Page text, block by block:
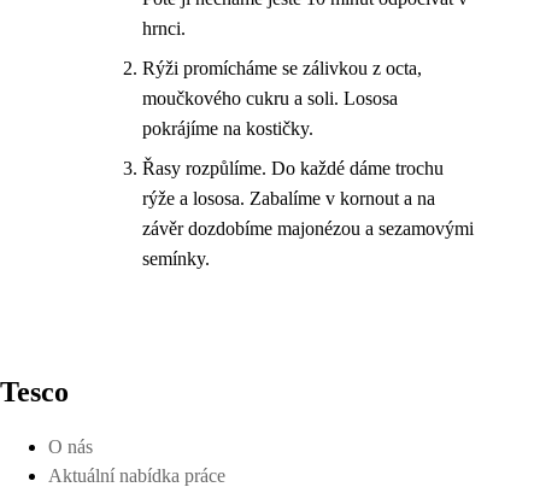
hrnci.
Rýži promícháme se zálivkou z octa,
moučkového cukru a soli. Lososa
pokrájíme na kostičky.
Řasy rozpůlíme. Do každé dáme trochu
rýže a lososa. Zabalíme v kornout a na
závěr dozdobíme majonézou a sezamovými
semínky.
Tesco
O nás
Aktuální nabídka práce